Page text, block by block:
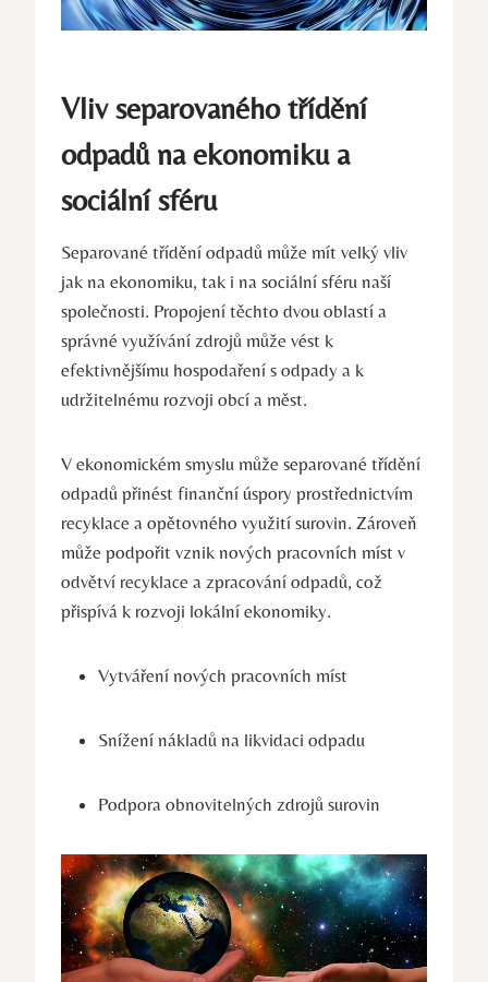
Vliv separovaného⁤ třídění
odpadů na ekonomiku a
sociální sféru
Separované třídění ⁤odpadů může mít⁢ velký vliv
jak na⁢ ekonomiku, tak i na sociální sféru naší
společnosti. Propojení těchto⁣ dvou oblastí a
správné využívání zdrojů může vést k
efektivnějšímu hospodaření s odpady ‍a k
udržitelnému rozvoji obcí a měst.
V ekonomickém smyslu může separované třídění
odpadů⁢ přinést ‍finanční úspory prostřednictvím
recyklace a opětovného využití surovin. Zároveň
může podpořit vznik nových pracovních míst v
odvětví recyklace a zpracování odpadů, což
⁢přispívá k rozvoji lokální ekonomiky.
Vytváření ⁤nových pracovních míst
Snížení nákladů⁤ na likvidaci odpadu
Podpora obnovitelných zdrojů surovin